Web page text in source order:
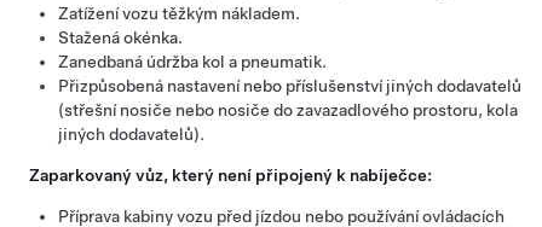
Zatížení vozu těžkým nákladem.
Stažená okénka.
Zanedbaná údržba kol a pneumatik.
Přizpůsobená nastavení nebo příslušenství jiných dodavatelů
(střešní nosiče nebo nosiče do zavazadlového prostoru, kola
jiných dodavatelů).
Zaparkovaný vůz, který není připojený k nabíječce:
Příprava kabiny vozu před jízdou nebo používání ovládacích